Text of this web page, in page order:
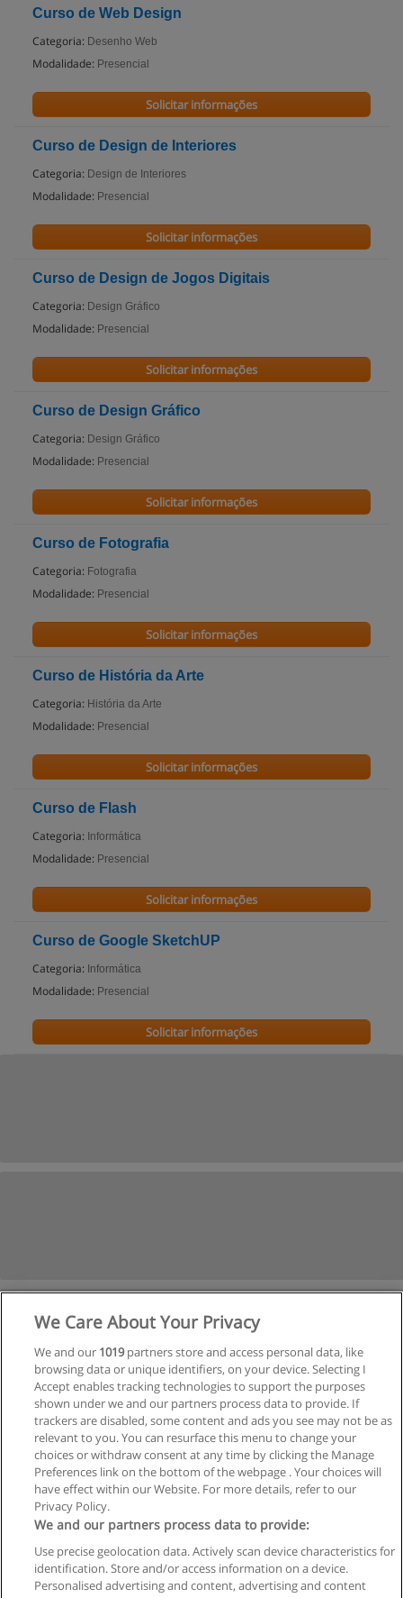
Curso de Web Design
Categoria: Desenho Web
Modalidade: Presencial
Solicitar informações
Curso de Design de Interiores
Categoria: Design de Interiores
Modalidade: Presencial
Solicitar informações
Curso de Design de Jogos Digitais
Categoria: Design Gráfico
Modalidade: Presencial
Solicitar informações
Curso de Design Gráfico
Categoria: Design Gráfico
Modalidade: Presencial
Solicitar informações
Curso de Fotografia
Categoria: Fotografia
Modalidade: Presencial
Solicitar informações
Curso de História da Arte
Categoria: História da Arte
Modalidade: Presencial
Solicitar informações
Curso de Flash
Categoria: Informática
Modalidade: Presencial
Solicitar informações
Curso de Google SketchUP
Categoria: Informática
Modalidade: Presencial
Solicitar informações
Veja cursos históricos
Regras de uso
Privacidade de dados
Entrar em contato com Educaedu
We Care About Your Privacy
We and our 1019partners store and access personal data, like
browsing data or unique identifiers, on your device. Selecting I
Accept enables tracking technologies to support the purposes
shown under we and our partners process data to provide. If
trackers are disabled, some content and ads you see may not be as
relevant to you. You can resurface this menu to change your
choices or withdraw consent at any time by clicking the Manage
Preferences link on the bottom of the webpage . Your choices will
have effect within our Website. For more details, refer to our
Privacy Policy.
We and our partners process data to provide:
Use precise geolocation data. Actively scan device characteristics for
identification. Store and/or access information on a device.
Personalised advertising and content, advertising and content